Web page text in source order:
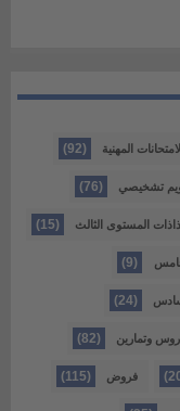
الامتحانات المهنية (92)
تشخيصي (76)
المستوى الثالث (15)
(9)
(24)
وتمارين (82)
فروض (115)